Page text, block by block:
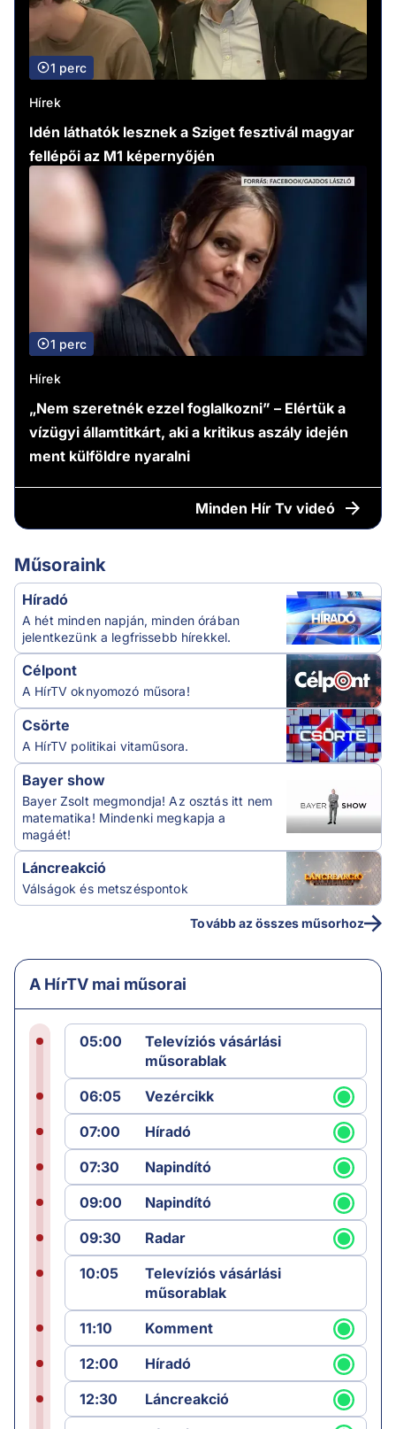
1 perc
Hírek
Idén láthatók lesznek a Sziget fesztivál magyar
fellépői az M1 képernyőjén
1 perc
Hírek
„Nem szeretnék ezzel foglalkozni” – Elértük a
vízügyi államtitkárt, aki a kritikus aszály idején
ment külföldre nyaralni
Minden Hír Tv videó
Műsoraink
Híradó
A hét minden napján, minden órában
jelentkezünk a legfrissebb hírekkel.
Célpont
A HírTV oknyomozó műsora!
Csörte
A HírTV politikai vitaműsora.
Bayer show
Bayer Zsolt megmondja! Az osztás itt nem
matematika! Mindenki megkapja a
magáét!
Láncreakció
Válságok és metszéspontok
Tovább az összes műsorhoz
A HírTV mai műsorai
05:00
Televíziós vásárlási
műsorablak
06:05
Vezércikk
07:00
Híradó
07:30
Napindító
09:00
Napindító
09:30
Radar
10:05
Televíziós vásárlási
műsorablak
11:10
Komment
12:00
Híradó
12:30
Láncreakció